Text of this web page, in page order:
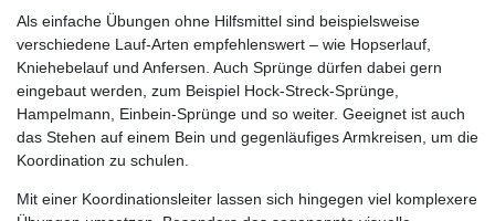
Als einfache Übungen ohne Hilfsmittel sind beispielsweise
verschiedene Lauf-Arten empfehlenswert – wie Hopserlauf,
Kniehebelauf und Anfersen. Auch Sprünge dürfen dabei gern
eingebaut werden, zum Beispiel Hock-Streck-Sprünge,
Hampelmann, Einbein-Sprünge und so weiter. Geeignet ist auch
das Stehen auf einem Bein und gegenläufiges Armkreisen, um die
Koordination zu schulen.
Mit einer Koordinationsleiter lassen sich hingegen viel komplexere